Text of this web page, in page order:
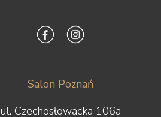
Salon Poznań
ul. Czechosłowacka 106a